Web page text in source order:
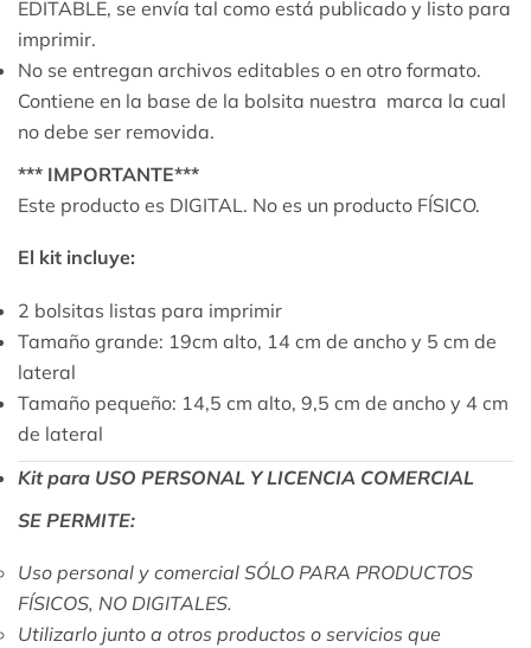
EDITABLE, se envía tal como está publicado y listo para
imprimir.
No se entregan archivos editables o en otro formato.
Contiene en la base de la bolsita nuestra marca la cual
no debe ser removida.
*** IMPORTANTE***
Este producto es DIGITAL. No es un producto FÍSICO.
El kit incluye:
2 bolsitas listas para imprimir
Tamaño grande: 19cm alto, 14 cm de ancho y 5 cm de
lateral
Tamaño pequeño: 14,5 cm alto, 9,5 cm de ancho y 4 cm
de lateral
Kit para USO PERSONAL Y LICENCIA COMERCIAL
SE PERMITE:
Uso personal y comercial SÓLO PARA PRODUCTOS
FÍSICOS, NO DIGITALES.
Utilizarlo junto a otros productos o servicios que